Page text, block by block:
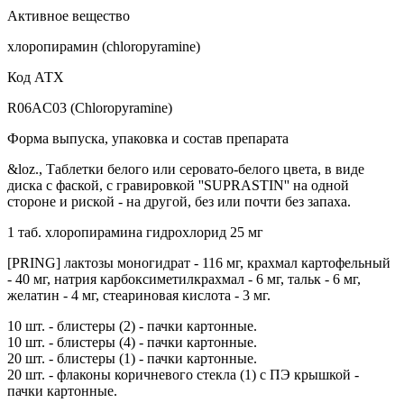
Активное вещество
хлоропирамин (chloropyramine)
Код АТХ
R06AC03 (Chloropyramine)
Форма выпуска, упаковка и состав препарата
&loz., Таблетки белого или серовато-белого цвета, в виде
диска с фаской, с гравировкой ''SUPRASTIN'' на одной
стороне и риской - на другой, без или почти без запаха.
1 таб. хлоропирамина гидрохлорид 25 мг
[PRING] лактозы моногидрат - 116 мг, крахмал картофельный
- 40 мг, натрия карбоксиметилкрахмал - 6 мг, тальк - 6 мг,
желатин - 4 мг, стеариновая кислота - 3 мг.
10 шт. - блистеры (2) - пачки картонные.
10 шт. - блистеры (4) - пачки картонные.
20 шт. - блистеры (1) - пачки картонные.
20 шт. - флаконы коричневого стекла (1) с ПЭ крышкой -
пачки картонные.